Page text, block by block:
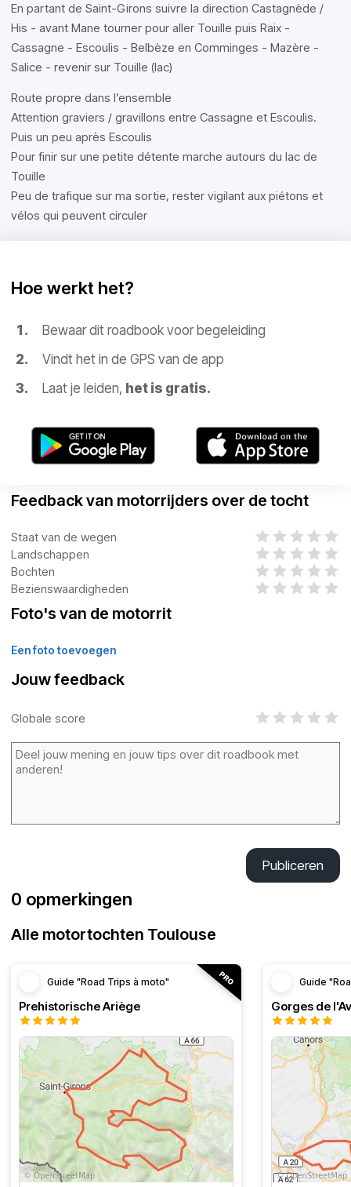
En partant de Saint-Girons suivre la direction Castagnède /
His - avant Mane tourner pour aller Touille puis Raix -
Cassagne - Escoulis - Belbèze en Comminges - Mazère -
Salice - revenir sur Touille (lac)
Route propre dans l’ensemble
Attention graviers / gravillons entre Cassagne et Escoulis.
Puis un peu après Escoulis
Pour finir sur une petite détente marche autours du lac de
Touille
Peu de trafique sur ma sortie, rester vigilant aux piétons et
vélos qui peuvent circuler
Hoe werkt het?
Bewaar dit roadbook voor begeleiding
Vindt het in de GPS van de app
Laat je leiden, het is gratis.
Feedback van motorrijders over de tocht
Staat van de wegen
Landschappen
Bochten
Bezienswaardigheden
Foto's van de motorrit
Een foto toevoegen
Jouw feedback
Globale score
Publiceren
0 opmerkingen
Alle motortochten Toulouse
Guide "Road Trips à moto"
Prehistorische Ariège
Guide
Gorges de